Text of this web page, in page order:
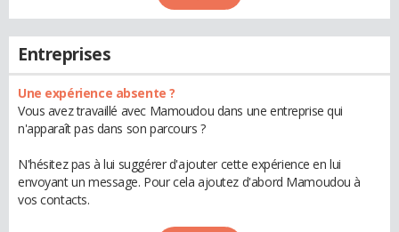
Entreprises
Une expérience absente ?
Vous avez travaillé avec Mamoudou dans une entreprise qui
n'apparaît pas dans son parcours ?
N'hésitez pas à lui suggérer d'ajouter cette expérience en lui
envoyant un message. Pour cela ajoutez d'abord Mamoudou à
vos contacts.